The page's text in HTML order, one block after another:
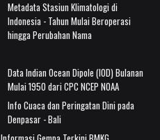
Metadata Stasiun Klimatologi di
Indonesia - Tahun Mulai Beroperasi
hingga Perubahan Nama
Data Indian Ocean Dipole (IOD) Bulanan
Mulai 1950 dari CPC NCEP NOAA
Info Cuaca dan Peringatan Dini pada
Denpasar - Bali